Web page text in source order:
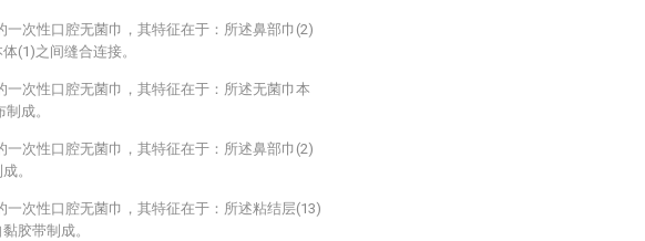
一次性口腔无菌巾，其特征在于：所述鼻部巾(2)
(1)之间缝合连接。
一次性口腔无菌巾，其特征在于：所述无菌巾本
成。
一次性口腔无菌巾，其特征在于：所述鼻部巾(2)
。
一次性口腔无菌巾，其特征在于：所述粘结层(13)
胶带制成。